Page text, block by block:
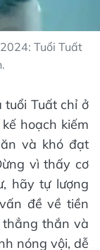
Tuổi Tuất
Tuất chỉ ở
hoạch kiếm
và khó đạt
vì thấy cơ
hãy tự lượng
đề về tiền
thẳng thắn và
nóng vội, dễ